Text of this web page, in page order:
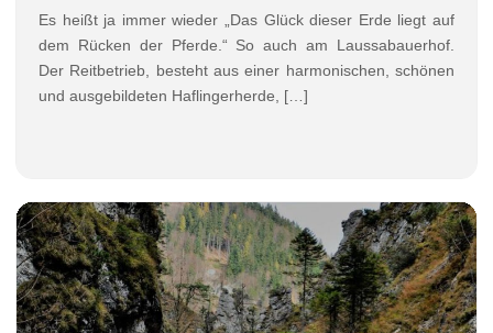
Es heißt ja immer wieder „Das Glück dieser Erde liegt auf
dem Rücken der Pferde.“ So auch am Laussabauerhof.
Der Reitbetrieb, besteht aus einer harmonischen, schönen
und ausgebildeten Haflingerherde, […]